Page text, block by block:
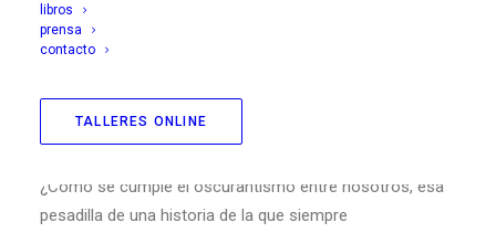
libros
prensa
contacto
TALLERES ONLINE
Arcand sigue ahora las andanzas de un
hombre en crisis que ya ha dejado de ser joven. Nos
¿Cómo se cumple el oscurantismo entre nosotros, esa
pesadilla de una historia de la que siempre